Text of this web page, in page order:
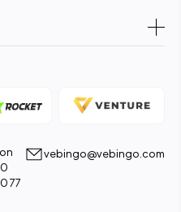
77
vebingo@vebingo.com